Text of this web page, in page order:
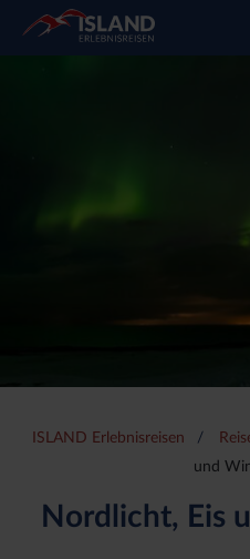
ISLAND Erlebnisreisen
und
Nordlicht, Eis